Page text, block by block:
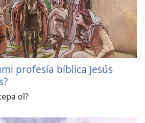
profesía bíblica Jesús
oĩ?